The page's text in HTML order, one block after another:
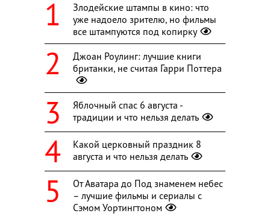
Злодейские штампы в кино: что
уже надоело зрителю, но фильмы
все штампуются под копирку
Джоан Роулинг: лучшие книги
британки, не считая Гарри Поттера
Яблочный спас 6 августа -
традиции и что нельзя делать
Какой церковный праздник 8
августа и что нельзя делать
От Аватара до Под знаменем небес
– лучшие фильмы и сериалы с
Сэмом Уортингтоном